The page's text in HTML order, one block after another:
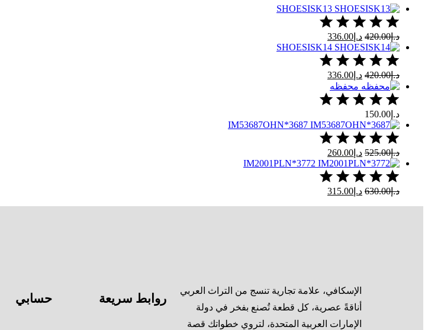
SHOESISK13
د.إ420.00 د.إ 336.00
SHOESISK14
د.إ420.00 د.إ 336.00
محفظه
د.إ 150.00
IM53687OHN*3687
د.إ525.00 د.إ 260.00
IM2001PLN*3772
د.إ630.00 د.إ 315.00
الإسكافي، علامة تجارية تنسج من التراث العربي
أناقةً عصرية، كل قطعة تُصنع بفخر في دولة
الإمارات العربية المتحدة، لتروي خطواتك قصة
روابط سريعة حسابي